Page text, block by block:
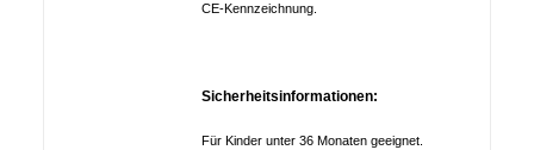
CE-Kennzeichnung.
Sicherheitsinformationen:
Für Kinder unter 36 Monaten geeignet.